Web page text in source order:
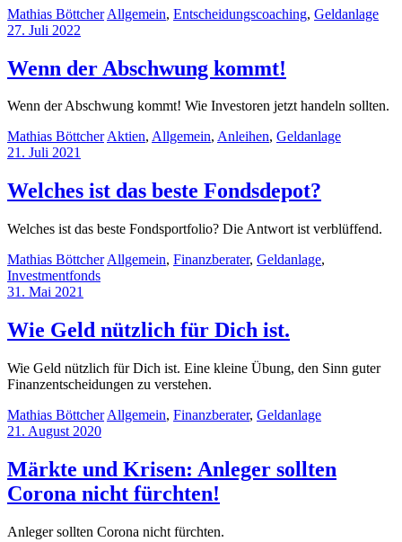
Mathias Böttcher Allgemein, Entscheidungscoaching, Geldanlage
27. Juli 2022
Wenn der Abschwung kommt!
Wenn der Abschwung kommt! Wie Investoren jetzt handeln sollten.
Mathias BöttcherAktien, Allgemein, Anleihen, Geldanlage
21. Juli 2021
Welches ist das beste Fondsdepot?
Welches ist das beste Fondsportfolio? Die Antwort ist verblüffend.
Mathias Böttcher Allgemein, Finanzberater, Geldanlage,
Investmentfonds
31. Mai 2021
Wie Geld nützlich für Dich ist.
Wie Geld nützlich für Dich ist. Eine kleine Übung, den Sinn guter
Finanzentscheidungen zu verstehen.
Mathias Böttcher Allgemein, Finanzberater, Geldanlage
21. August 2020
Märkte und Krisen: Anleger sollten
Corona nicht fürchten!
Anleger sollten Corona nicht fürchten.